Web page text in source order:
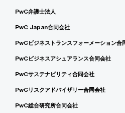
PwC弁護士法人
PwC Japan合同会社
PwCビジネストランスフォーメーション合
PwCビジネスアシュアランス合同会社
PwCサステナビリティ合同会社
PwCリスクアドバイザリー合同会社
PwC総合研究所合同会社